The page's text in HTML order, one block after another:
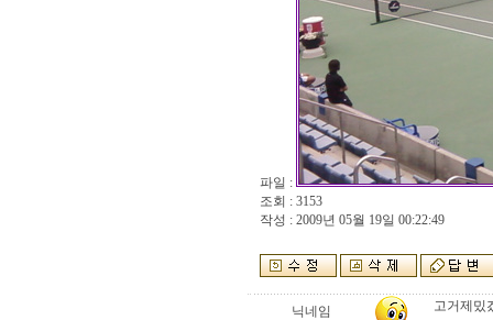
파일 :
조회 : 3153
작성 : 2009년 05월 19일 00:22:49
닉네임 고거제밌